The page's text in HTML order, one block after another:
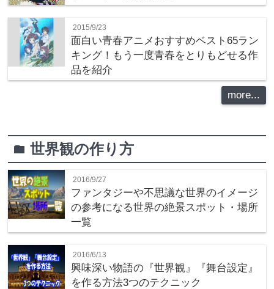
2015/9/23
面白い青春アニメおすすめベスト65ラン
キング！もう一度青春をとりもどせる作
品を紹介
more...
folder世界観の作り方
2016/9/27
ファンタジーや不思議な世界のイメージ
の参考になる世界の絶景スポット・場所
一覧
2016/6/13
興味深い物語の『世界観』『舞台設定』
を作る方法3つのテクニック